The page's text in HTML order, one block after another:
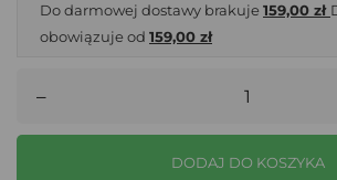
Do darmowej dostawy brakuje 159,00 zł
obowiązuje od 159,00 zł
–
DODAJ DO KOSZYKA